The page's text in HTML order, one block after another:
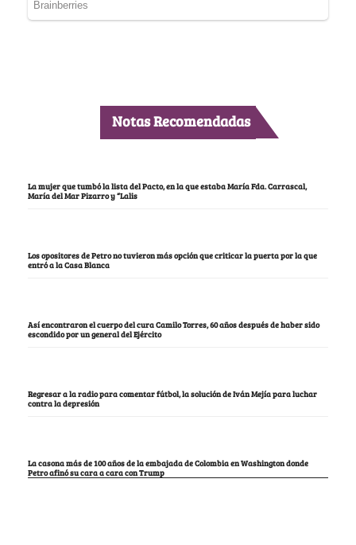
Notas Recomendadas
La mujer que tumbó la lista del Pacto, en la que estaba María Fda. Carrascal,
María del Mar Pizarro y “Lalis
Los opositores de Petro no tuvieron más opción que criticar la puerta por la que
entró a la Casa Blanca
Así encontraron el cuerpo del cura Camilo Torres, 60 años después de haber sido
escondido por un general del Ejército
Regresar a la radio para comentar fútbol, la solución de Iván Mejía para luchar
contra la depresión
La casona más de 100 años de la embajada de Colombia en Washington donde
Petro afinó su cara a cara con Trump